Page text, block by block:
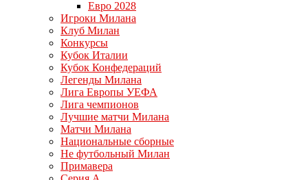
Евро 2028
Игроки Милана
Клуб Милан
Конкурсы
Кубок Италии
Кубок Конфедераций
Легенды Милана
Лига Европы УЕФА
Лига чемпионов
Лучшие матчи Милана
Матчи Милана
Национальные сборные
Не футбольный Милан
Примавера